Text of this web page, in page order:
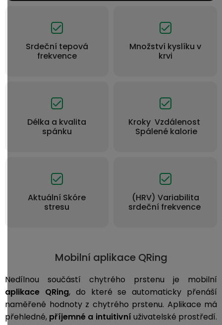
Srdeční tepová
frekvence
Množství kyslíku v
krvi
Délka a kvalita
spánku
Kroky Vzdálenost
Spálené kalorie
Aktuální Skóre
stresu
(HRV) Variabilita
srdeční frekvence
Mobilní aplikace QRing
Nedílnou součástí chytrého prstenu je mobilní
aplikace QRing, do které se automaticky přenáší
naměřené hodnoty z chytrého prstenu. Aplikace má
přehledné, příjemné a intuitivní uživatelské prostředí.